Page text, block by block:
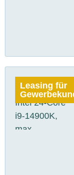
Leasing für